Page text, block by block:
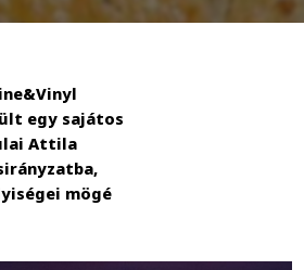
egy sajátos
Attila
mögé